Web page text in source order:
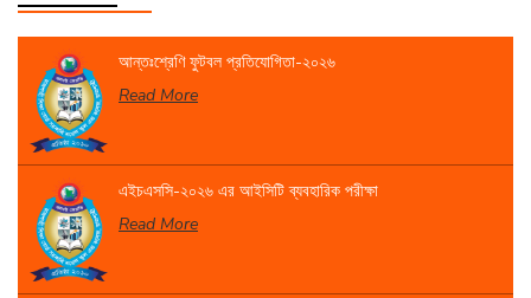
আন্তঃশ্রেণি ফুটবল প্রতিযোগিতা-২০২৬
Read More
এইচএসসি-২০২৬ এর আইসিটি ব্যবহারিক পরীক্ষা
Read More